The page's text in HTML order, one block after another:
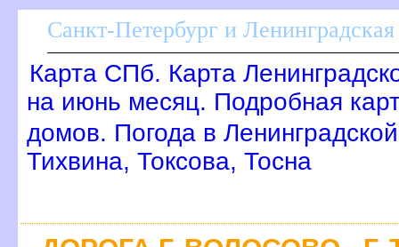
Санкт-Петербург и Ленинградская
Карта СПб. Карта
на июнь месяц. Подробная
домов. Погода в
Тихвина, Токсова, Тосна